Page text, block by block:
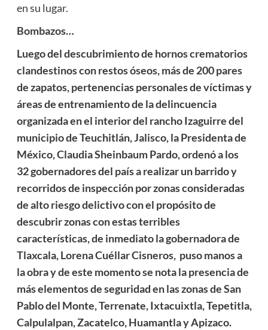
en su lugar.
Bombazos…
Luego del descubrimiento de hornos crematorios
clandestinos con restos óseos, más de 200 pares
de zapatos, pertenencias personales de víctimas y
áreas de entrenamiento de la delincuencia
organizada en el interior del rancho Izaguirre del
municipio de Teuchitlán, Jalisco, la Presidenta de
México, Claudia Sheinbaum Pardo, ordenó a los
32 gobernadores del país a realizar un barrido y
recorridos de inspección por zonas consideradas
de alto riesgo delictivo con el propósito de
descubrir zonas con estas terribles
características, de inmediato la gobernadora de
Tlaxcala, Lorena Cuéllar Cisneros, puso manos a
la obra y de este momento se nota la presencia de
más elementos de seguridad en las zonas de San
Pablo del Monte, Terrenate, Ixtacuixtla, Tepetitla,
Calpulalpan, Zacatelco, Huamantla y Apizaco.